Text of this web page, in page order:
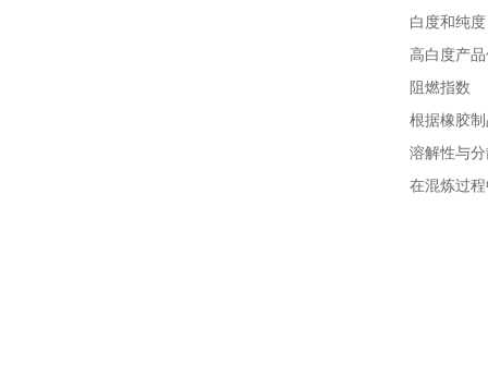
白度和纯度
高白度产品
阻燃指数
根据橡胶制
溶解性与
在混炼过程